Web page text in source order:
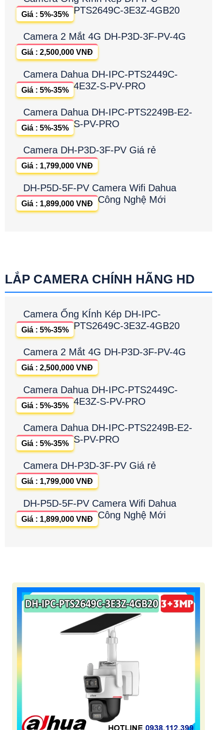
PTS2649C-3E3Z-4GB20
Giá : 5%-35%
Camera 2 Mắt 4G DH-P3D-3F-PV-4G
Giá : 2,500,000 VNĐ
Camera Dahua DH-IPC-PTS2449C-
4E3Z-S-PV-PRO
Giá : 5%-35%
Camera Dahua DH-IPC-PTS2249B-E2-
S-PV-PRO
Giá : 5%-35%
Camera DH-P3D-3F-PV Giá rẻ
Giá : 1,799,000 VNĐ
DH-P5D-5F-PV Camera Wifi Dahua
Công Nghệ Mới
Giá : 1,899,000 VNĐ
LẮP CAMERA CHÍNH HÃNG HD
Camera Ống KÍnh Kép DH-IPC-
PTS2649C-3E3Z-4GB20
Giá : 5%-35%
Camera 2 Mắt 4G DH-P3D-3F-PV-4G
Giá : 2,500,000 VNĐ
Camera Dahua DH-IPC-PTS2449C-
4E3Z-S-PV-PRO
Giá : 5%-35%
Camera Dahua DH-IPC-PTS2249B-E2-
S-PV-PRO
Giá : 5%-35%
Camera DH-P3D-3F-PV Giá rẻ
Giá : 1,799,000 VNĐ
DH-P5D-5F-PV Camera Wifi Dahua
Công Nghệ Mới
Giá : 1,899,000 VNĐ